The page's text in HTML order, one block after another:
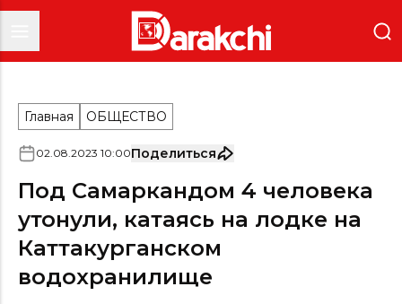
Главная ОБЩЕСТВО
02.08.2023 10:00Поделиться
Под Самаркандом 4 человека
утонули, катаясь на лодке на
Каттакурганском
водохранилище